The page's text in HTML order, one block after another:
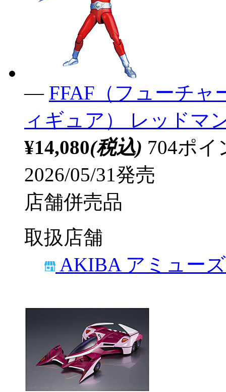
― FFAF（フューチ
ィギュア） レッドマ
¥14,080(税込) 704ポ
2026/05/31発売
店舗併売品
取扱店舗
AKIBA アミュー